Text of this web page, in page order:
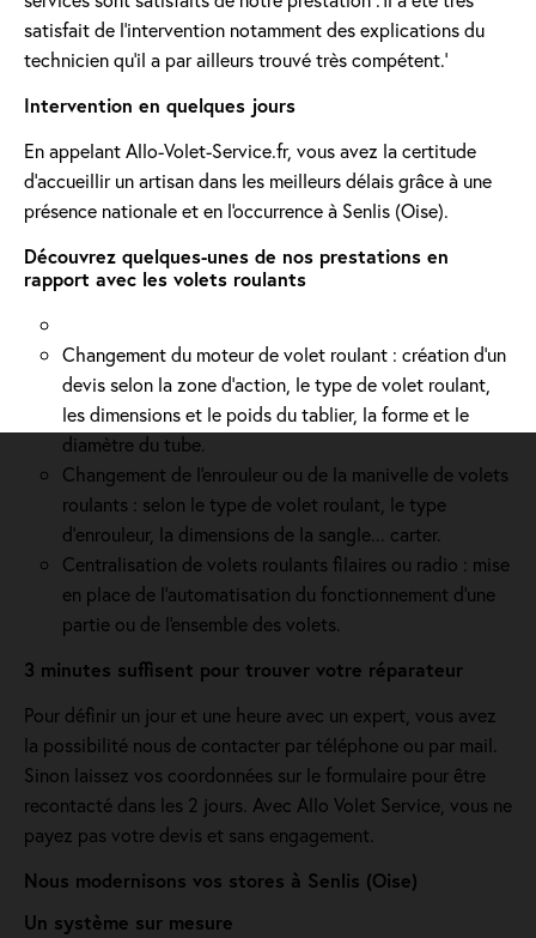
satisfait de l’intervention notamment des explications du
technicien qu’il a par ailleurs trouvé très compétent.'
Intervention en quelques jours
En appelant Allo-Volet-Service.fr, vous avez la certitude
d'accueillir un artisan dans les meilleurs délais grâce à une
présence nationale et en l'occurrence à Senlis (Oise).
Découvrez quelques-unes de nos prestations en
rapport avec les volets roulants
Changement du moteur de volet roulant : création d'un
devis selon la zone d’action, le type de volet roulant,
les dimensions et le poids du tablier, la forme et le
diamètre du tube.
Changement de l'enrouleur ou de la manivelle de volets
roulants : selon le type de volet roulant, le type
d’enrouleur, la dimensions de la sangle... carter.
Centralisation de volets roulants filaires ou radio : mise
en place de l'automatisation du fonctionnement d’une
partie ou de l'ensemble des volets.
3 minutes suffisent pour trouver votre réparateur
Pour définir un jour et une heure avec un expert, vous avez
la possibilité nous de contacter par téléphone ou par mail.
Sinon laissez vos coordonnées sur le formulaire pour être
recontacté dans les 2 jours. Avec Allo Volet Service, vous ne
payez pas votre devis et sans engagement.
Nous modernisons vos stores à Senlis (Oise)
Un système sur mesure